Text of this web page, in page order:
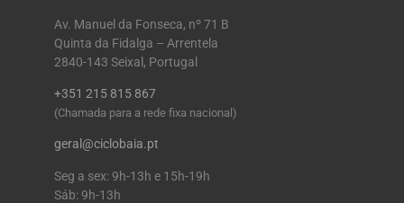
Av. Manuel da Fonseca, nº 71 B
Quinta da Fidalga – Arrentela
2840-143 Seixal, Portugal
+351 215 815 867
(Chamada para a rede fixa nacional)
geral@ciclobaia.pt
Seg a sex: 9h-13h e 15h-19h
Sáb: 9h-13h